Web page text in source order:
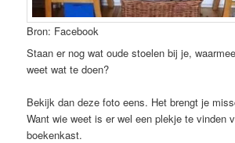
Bron: Facebook
Staan er nog wat oude stoelen bij je,
weet wat te doen?
Bekijk dan deze foto eens. Het brengt je
Want wie weet is er wel een plekje te vinden
boekenkast.